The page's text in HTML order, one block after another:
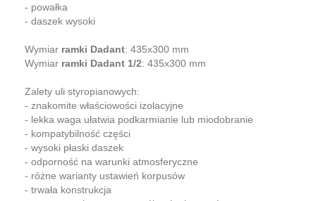
- powałka
- daszek wysoki
Wymiar ramki Dadant: 435x300 mm
Wymiar ramki Dadant 1/2: 435x300 mm
Zalety uli styropianowych:
- znakomite właściowości izolacyjne
- lekka waga ułatwia podkarmianie lub miodobranie
- kompatybilność części
- wysoki płaski daszek
- odporność na warunki atmosferyczne
- różne warianty ustawień korpusów
- trwała konstrukcja